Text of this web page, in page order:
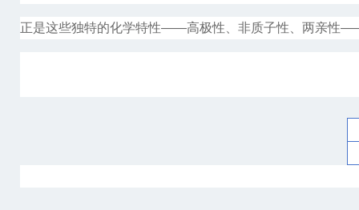
正是这些独特的化学特性——高极性、非质子性、两亲性